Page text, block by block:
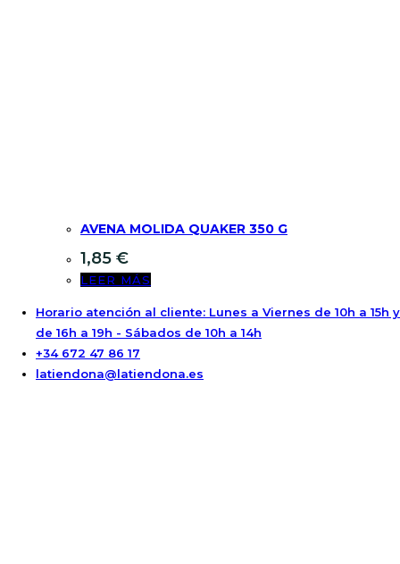
AVENA MOLIDA QUAKER 350 G
1,85 €
LEER MÁS
Horario atención al cliente: Lunes a Viernes de 10h a 15h y
de 16h a 19h - Sábados de 10h a 14h
+34 672 47 86 17
latiendona@latiendona.es